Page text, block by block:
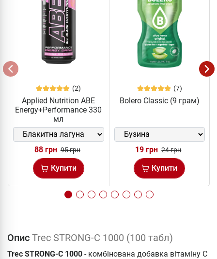
(2)
Applied Nutrition ABE
Energy+Performance 330
мл
88 грн 95 грн
Купити
(7)
Bolero Classic (9 грам)
19 грн 24 грн
Купити
Опис Trec STRONG-C 1000 (100 табл)
Trec STRONG-C 1000 - комбінована добавка вітаміну С